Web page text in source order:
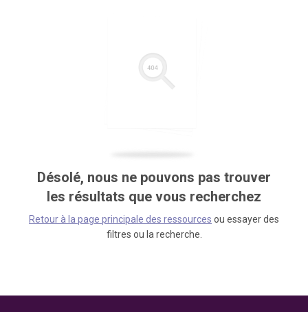
Désolé, nous ne pouvons pas trouver
les résultats que vous recherchez
Retour à la page principale des ressources ou essayer des
filtres ou la recherche.